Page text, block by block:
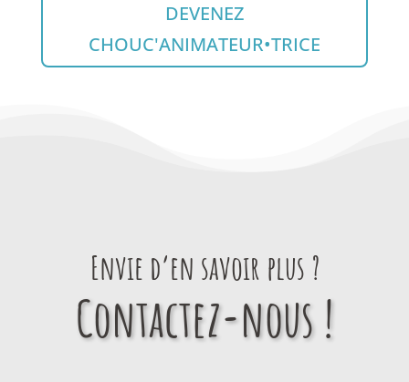
DEVENEZ
CHOUC'ANIMATEUR•TRICE
Envie d’en savoir plus ?
Contactez-nous !